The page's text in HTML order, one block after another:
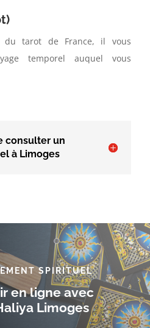
du tarot de France, il vous
temporel auquel vous
consulter un
à Limoges
SPIRITUEL
en ligne avec
Limoges